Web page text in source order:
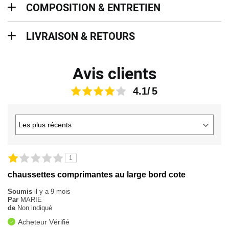
COMPOSITION & ENTRETIEN
LIVRAISON & RETOURS
Avis clients
4.1
1
chaussettes comprimantes au large bord cote
Soumis il y a 9 mois
Par MARIE
de Non indiqué
Acheteur Vérifié